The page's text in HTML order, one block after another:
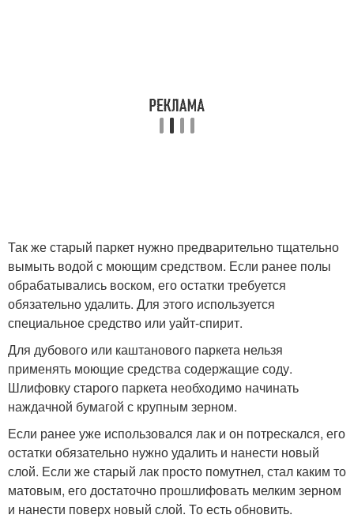
Так же старый паркет нужно предварительно тщательно
вымыть водой с моющим средством. Если ранее полы
обрабатывались воском, его остатки требуется
обязательно удалить. Для этого используется
специальное средство или уайт-спирит.
Для дубового или каштанового паркета нельзя
применять моющие средства содержащие соду.
Шлифовку старого паркета необходимо начинать
наждачной бумагой с крупным зерном.
Если ранее уже использовался лак и он потрескался, его
остатки обязательно нужно удалить и нанести новый
слой. Если же старый лак просто помутнел, стал каким то
матовым, его достаточно прошлифовать мелким зерном
и нанести поверх новый слой. То есть обновить.